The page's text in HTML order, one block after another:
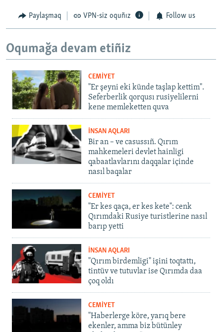
Paylaşmaq VPN-siz oquñız Follow us
Oqumağa devam etiñiz
CEMİYET
"Er şeyni eki künde taşlap kettim".
Seferberlik qorqusı rusiyelilerni
kene memleketten quva
İNSAN AQLARI
Bir an – ve casussıñ. Qırım
mahkemeleri devlet hainligi
qabaatlavlarını daqqalar içinde
nasıl baqalar
CEMİYET
"Er kes qaça, er kes kete": cenk
Qırımdaki Rusiye turistlerine nasıl
barıp yetti
İNSAN AQLARI
"Qırım birdemligi" işini toqtattı,
tintüv ve tutuvlar ise Qırımda daa
çoq oldı
CEMİYET
"Haberlerge köre, yarıq bere
ekenler, amma biz bütünley